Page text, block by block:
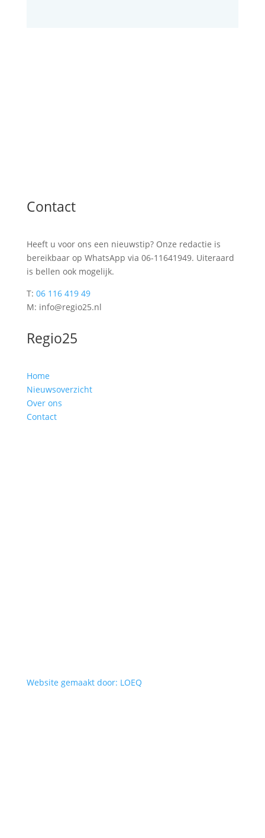
Contact
Heeft u voor ons een nieuwstip? Onze redactie is
bereikbaar op WhatsApp via 06-11641949. Uiteraard
is bellen ook mogelijk.
T: 06 116 419 49
M: info@regio25.nl
Regio25
Home
Nieuwsoverzicht
Over ons
Contact
Website gemaakt door: LOEQ